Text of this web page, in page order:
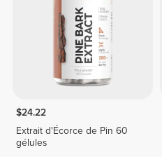
$24.22
Extrait d'Écorce de Pin 60
gélules